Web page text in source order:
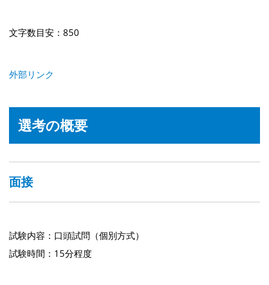
文字数目安：850
外部リンク
選考の概要
面接
試験内容：口頭試問（個別方式）
試験時間：15分程度